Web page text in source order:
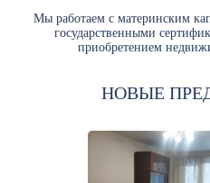
Мы работаем с материнским
государственными
приобретением
НОВЫЕ